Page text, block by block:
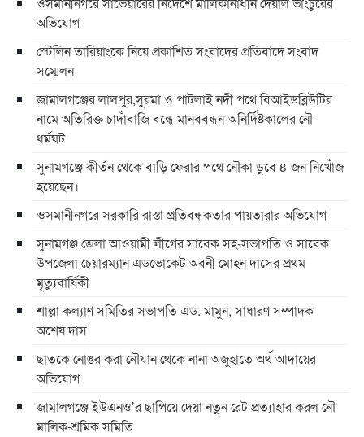
অভিযোগ
স্টেলিন তারিয়াংকে নিয়ে প্রকাশিত সংবাদের প্রতিবাদে সংবাদ
সম্মেলন
জামালগঞ্জের লালপুর,সুরমা ও পাটলাই নদী পথে বিআইডব্লিউটির
নামে অতিরিক্ত চাদাঁবাজি বন্ধে মানববন্ধন-অনির্দিষ্টকালের নৌ
ধর্মঘট
সুনামগঞ্জে কীর্তন থেকে বাড়ি ফেরার পথে নৌকা ডুবে ৪ জন নিখোঁজ
হয়েছেন।
ওসমানীনগরে সরকারি রাস্তা প্রতিবন্ধকতার পায়তারার অভিযোগ
সুনামগঞ্জ জেলা আওয়ামী লীগের সাবেক সহ-সভাপতি ও সাবেক
উপজেলা চেয়ারম্যান এডভোকেট অবনী মোহন দাসের প্রথম
মৃত্যুবার্ষিকী
শাল্লা কল্যাণ সমিতির সভাপতি এড. মামুন, সাধারণ সম্পাদক
অশেষ দাস
ছাতকে নোঙর করা নৌযান থেকে নানা অজুহাতে অর্থ আদায়ের
অভিযোগ
জামালগঞ্জে ইউএনও’র ছাপিয়ে দেয়া নতুন রেট প্রত্যাহার করল নৌ
মালিক-শ্রমিক সমিতি